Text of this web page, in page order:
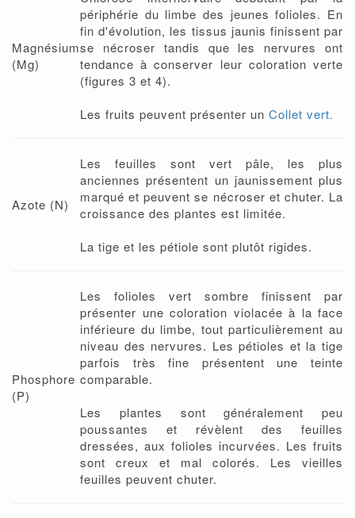
Magnésium
(Mg)
périphérie du limbe des jeunes folioles. En
fin d'évolution, les tissus jaunis finissent par
se nécroser tandis que les nervures ont
tendance à conserver leur coloration verte
(figures 3 et 4).
Les fruits peuvent présenter un Collet vert.
Azote (N)
Les feuilles sont vert pâle, les plus
anciennes présentent un jaunissement plus
marqué et peuvent se nécroser et chuter. La
croissance des plantes est limitée.
La tige et les pétiole sont plutôt rigides.
Phosphore
(P)
Les folioles vert sombre finissent par
présenter une coloration violacée à la face
inférieure du limbe, tout particulièrement au
niveau des nervures. Les pétioles et la tige
parfois très fine présentent une teinte
comparable.
Les plantes sont généralement peu
poussantes et révèlent des feuilles
dressées, aux folioles incurvées. Les fruits
sont creux et mal colorés. Les vieilles
feuilles peuvent chuter.